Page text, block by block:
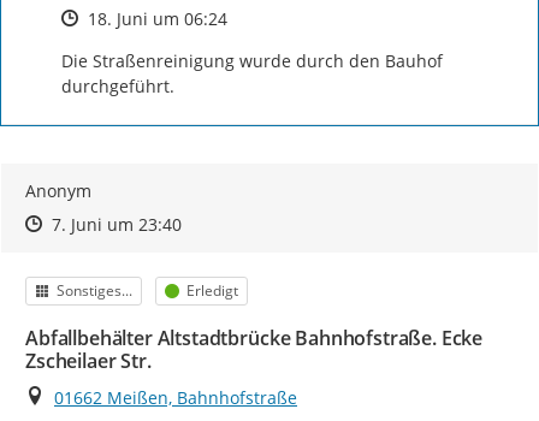
Zeitpunkt des Erstellens
18. Juni um 06:24
Die Straßenreinigung wurde durch den Bauhof
durchgeführt.
Anonym
Zeitpunkt des Erstellens
Zeitpunkt des Erstellens
7. Juni um 23:40Zur Äußerung
Kategorie
Sonstiges... Status
Erledigt
Abfallbehälter Altstadtbrücke Bahnhofstraße. Ecke
Zscheilaer Str.
Ort
01662 Meißen, Bahnhofstraße